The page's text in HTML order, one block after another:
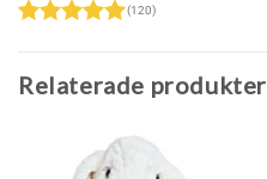
(120)
Relaterade produkter